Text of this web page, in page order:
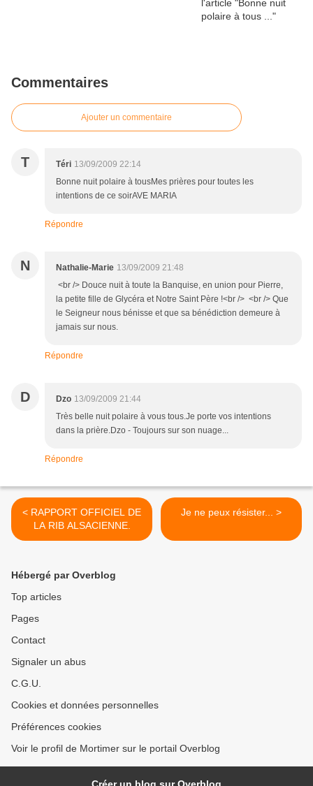
Commentaires
Ajouter un commentaire
T Téri 13/09/2009 22:14
Bonne nuit polaire à tousMes prières pour toutes les
intentions de ce soirAVE MARIA
Répondre
N Nathalie-Marie 13/09/2009 21:48
<br /> Douce nuit à toute la Banquise, en union pour Pierre,
la petite fille de Glycéra et Notre Saint Père !<br /> <br /> Que
le Seigneur nous bénisse et que sa bénédiction demeure à
jamais sur nous.
Répondre
D Dzo 13/09/2009 21:44
Très belle nuit polaire à vous tous.Je porte vos intentions
dans la prière.Dzo - Toujours sur son nuage...
Répondre
< RAPPORT OFFICIEL DE
LA RIB ALSACIENNE.
Je ne peux résister... >
Hébergé par Overblog
Top articles
Pages
Contact
Signaler un abus
C.G.U.
Cookies et données personnelles
Préférences cookies
Voir le profil de Mortimer sur le portail Overblog